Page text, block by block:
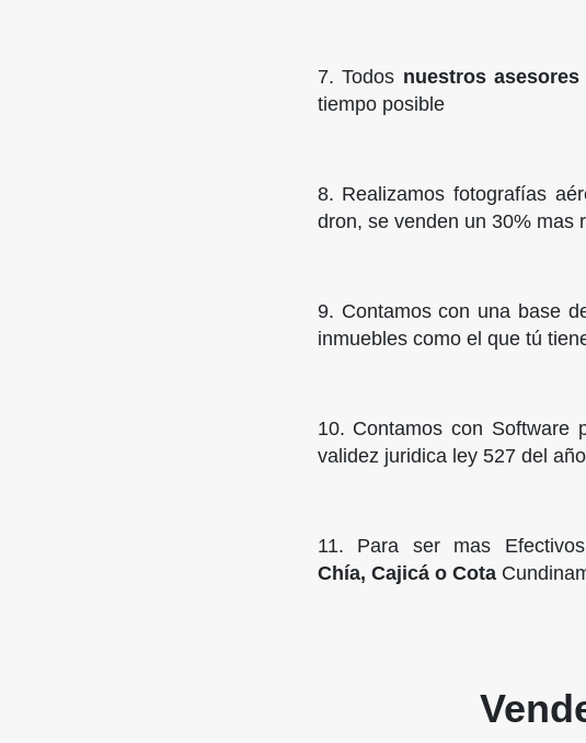
7. Todos nuestros
tiempo posible
8. Realizamos fotografías
dron, se venden un 30% mas
9. Contamos con una base
inmuebles como el que tú
10. Contamos con Software
validez juridica ley 527 del
11. Para ser mas
Chía, Cajicá o Cota